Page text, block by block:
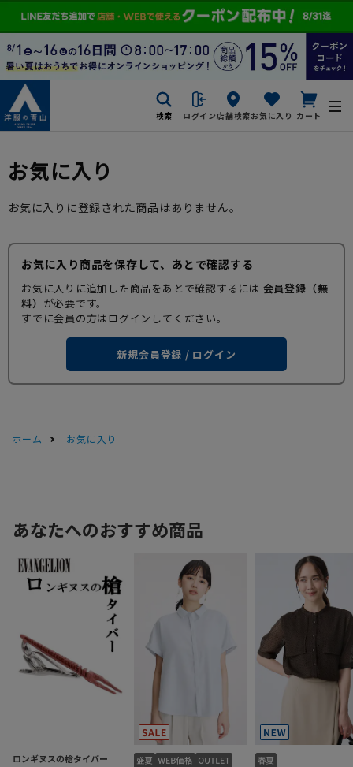
検索 ログイン店舗検索お気に入り カート
お気に入り
お気に入りに登録された商品はありません。
お気に入り商品を保存して、あとで確認する
お気に入りに追加した商品をあとで確認するには 会員登録（無
料） が必要です。
すでに会員の方はログインしてください。
新規会員登録 / ログイン
ホーム お気に入り